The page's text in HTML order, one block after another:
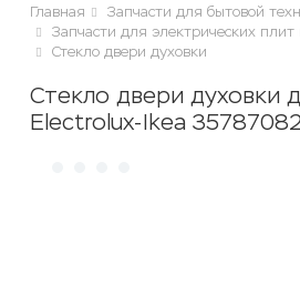
Главная
Запчасти для бытовой
Запчасти для электрических плит
Стекло двери духовки
Стекло двери духовки
Electrolux-Ikea